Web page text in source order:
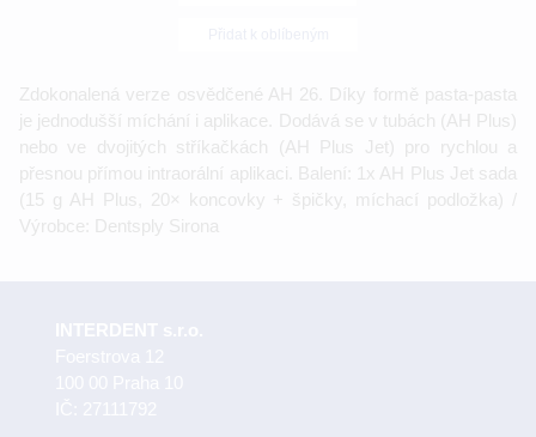
Zdokonalená verze osvědčené AH 26. Díky formě pasta-pasta
je jednodušší míchání i aplikace. Dodává se v tubách (AH Plus)
nebo ve dvojitých stříkačkách (AH Plus Jet) pro rychlou a
přesnou přímou intraorální aplikaci. Balení: 1x AH Plus Jet sada
(15 g AH Plus, 20× koncovky + špičky, míchací podložka) /
Výrobce: Dentsply Sirona